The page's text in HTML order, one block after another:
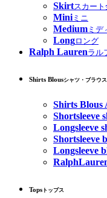
Skirtスカート
Miniミニ
Medium ミデ
Longロング
Ralph Laurenラル
Shirts Blousシャツ・ブラウス
Shirts Blous
Shortsleeve
Longsleeve
Shortsleeve
Longsleeve
Tops トップス